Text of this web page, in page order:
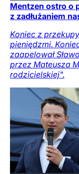
Mentzen ostro o
z zadłużaniem
Koniec z
pieniędzmi.
zaapelował
przez Mateusza
rodzicielskiej".